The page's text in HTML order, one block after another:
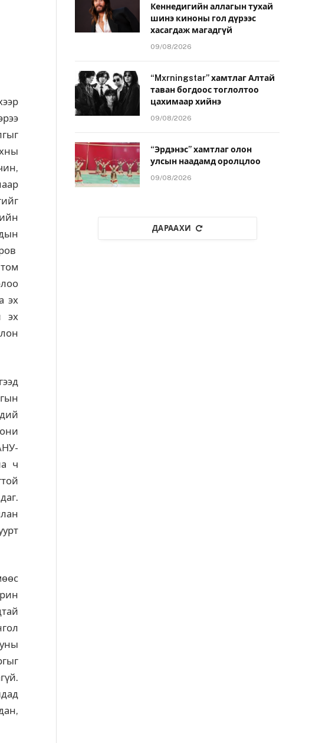
эх
эх
ч
Кеннедигийн аллагын тухай
шинэ киноны гол дүрээс
хасагдаж магадгүй
09/08/2026
“Mxrningstar” хамтлаг Алтай
таван богдоос тоглолтоо
цахимаар хийнэ
09/08/2026
“Эрдэнэс” хамтлаг олон
улсын наадамд оролцлоо
09/08/2026
ДАРААХИ